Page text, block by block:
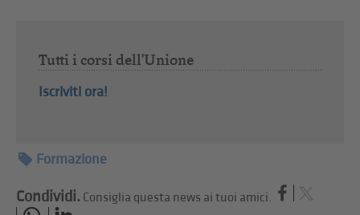
Tutti i corsi dell'Unione
Iscriviti ora!
Formazione
Condividi. Consiglia questa news ai tuoi amici.